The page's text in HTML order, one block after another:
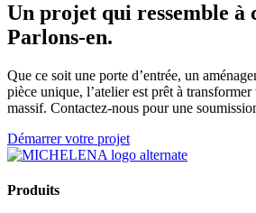
Un projet qui ressemble à
Parlons-en.
Que ce soit une porte d’entrée, un
pièce unique, l’atelier est prêt à
massif. Contactez-nous pour une
Démarrer votre projet
Produits